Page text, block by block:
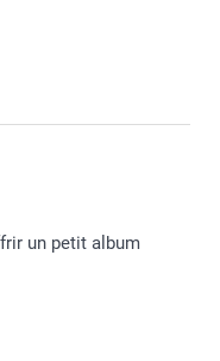
un petit album